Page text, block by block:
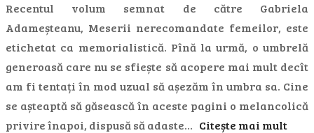
Recentul volum semnat de către Gabriela
Adameșteanu, Meserii nerecomandate femeilor, este
etichetat ca memorialistică. Pînă la urmă, o umbrelă
generoasă care nu se sfiește să acopere mai mult decît
am fi tentați în mod uzual să așezăm în umbra sa. Cine
se așteaptă să găsească în aceste pagini o melancolică
privire înapoi, dispusă să adaste… Citește mai mult